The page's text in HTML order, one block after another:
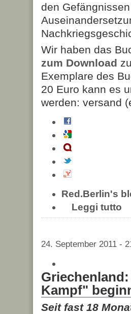
den
Wir haben das
zum Download
Exemplare des
20 Euro kann es
werden: versand
Red.Berlin's
Leggi tutto
24. September 2011 -
Kampf"
Seit fast 18